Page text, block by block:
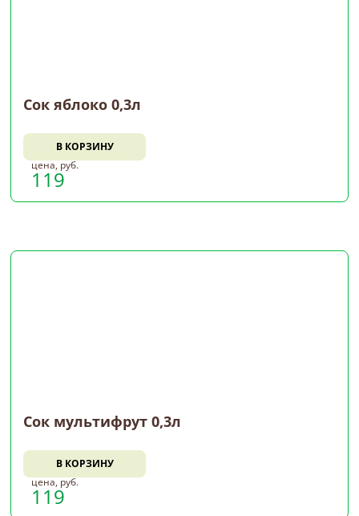
Сок яблоко 0,3л
В КОРЗИНУ
цена, руб.
119
Сок мультифрут 0,3л
В КОРЗИНУ
цена, руб.
119